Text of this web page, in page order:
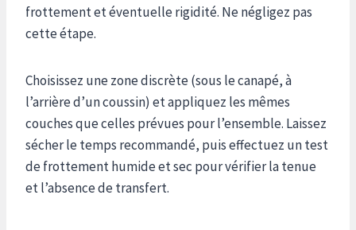
frottement et éventuelle rigidité. Ne négligez pas
cette étape.
Choisissez une zone discrète (sous le canapé, à
l’arrière d’un coussin) et appliquez les mêmes
couches que celles prévues pour l’ensemble. Laissez
sécher le temps recommandé, puis effectuez un test
de frottement humide et sec pour vérifier la tenue
et l’absence de transfert.